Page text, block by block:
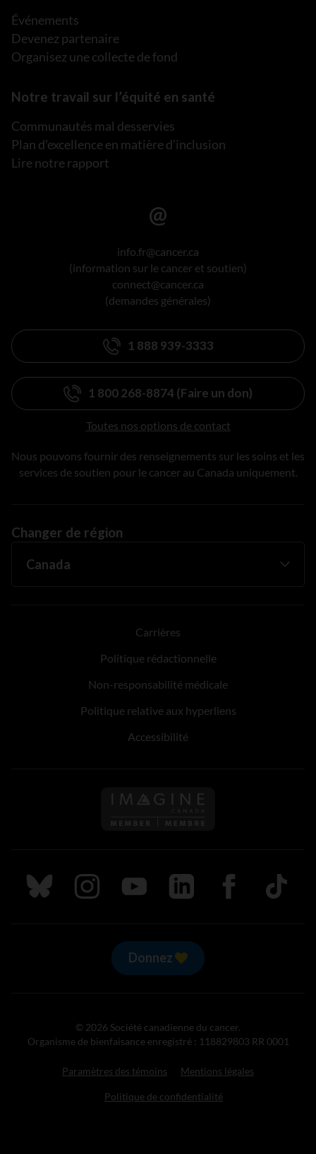
Événements
Devenez partenaire
Organisez une collecte de fond
Notre travail sur l’équité en santé
Communautés mal desservies
Plan d’excellence en matière d’inclusion
Lire notre rapport
info.fr@cancer.ca
(information sur le cancer et soutien)
connect@cancer.ca
(demandes générales)
1 888 939-3333
1 800 268-8874 (Faire un don)
Toutes nos options de contact
Nous pouvons fournir des renseignements sur les soins et les
services de soutien pour le cancer au Canada uniquement.
Changer de région
Carrières
Politique rédactionnelle
Non-responsabilité médicale
Politique relative aux hyperliens
Accessibilité
Suivez nous sur Bluesky
Suivez nous sur Instagram
Suivez nous sur Youtube
Suivez nous sur LinkedIn
Suivez nous sur
TikTok
Donnez
© 2026 Société canadienne du cancer.
Organisme de bienfaisance enregistré : 118829803 RR 0001
Paramètres des témoins Mentions légales
Politique de confidentialité